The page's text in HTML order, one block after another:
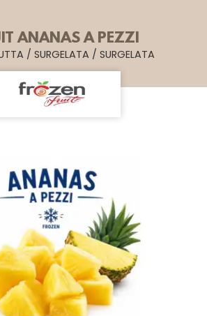
ANANAS A PEZZI
/ SURGELATA / SURGELATA